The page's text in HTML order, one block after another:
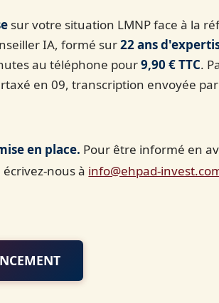
sur votre situation LMNP face à la
IA, formé sur22 ans
au téléphone pour9,90 € TTC.
en 09, transcription envoyée
en place. Pour être informé en
nous à info@ehpad-